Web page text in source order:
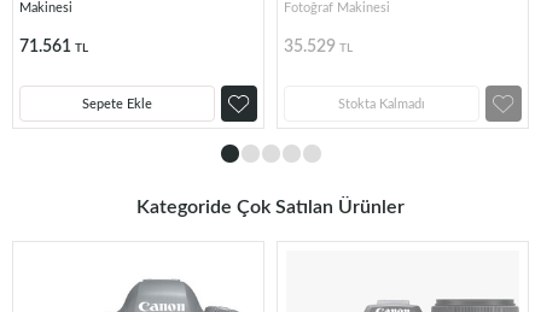
Makinesi
71.561 TL
Sepete Ekle
Fotoğraf Makinesi
35.529 TL
Stokta Kalmadı
Kategoride Çok Satılan Ürünler